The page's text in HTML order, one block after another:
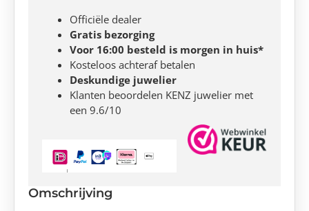
Officiële dealer
Gratis bezorging
Voor 16:00 besteld is morgen in huis*
Kosteloos achteraf betalen
Deskundige juwelier
Klanten beoordelen KENZ juwelier met
een 9.6/10
Omschrijving